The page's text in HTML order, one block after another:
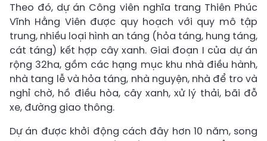
Theo đó, dự án Công viên nghĩa trang Thiên Phúc
Vĩnh Hằng Viên được quy hoạch với quy mô tập
trung, nhiều loại hình an táng (hỏa táng, hung táng,
cát táng) kết hợp cây xanh. Giai đoạn I của dự án
rộng 32ha, gồm các hạng mục khu nhà điều hành,
nhà tang lễ và hỏa táng, nhà nguyện, nhà để tro và
nghỉ chờ, hồ điều hòa, cây xanh, xử lý thải, bãi đỗ
xe, đường giao thông.
Dự án được khởi động cách đây hơn 10 năm, song